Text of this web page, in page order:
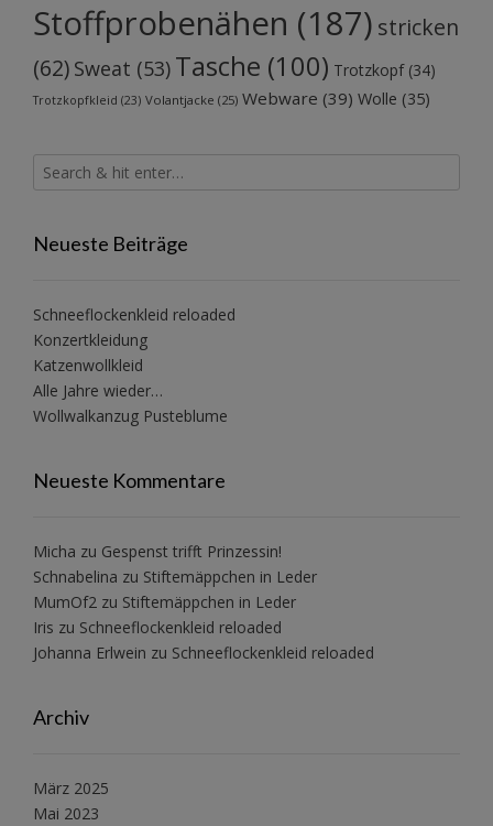
Stoffprobenähen (187) stricken
(62) Sweat (53) Tasche (100) Trotzkopf(34)
Trotzkopfkleid (23) Volantjacke (25) Webware (39) Wolle (35)
Neueste Beiträge
Schneeflockenkleid reloaded
Konzertkleidung
Katzenwollkleid
Alle Jahre wieder…
Wollwalkanzug Pusteblume
Neueste Kommentare
Micha zu Gespenst trifft Prinzessin!
Schnabelina zu Stiftemäppchen in Leder
MumOf2 zu Stiftemäppchen in Leder
Iris zu Schneeflockenkleid reloaded
Johanna Erlwein zu Schneeflockenkleid reloaded
Archiv
März 2025
Mai 2023